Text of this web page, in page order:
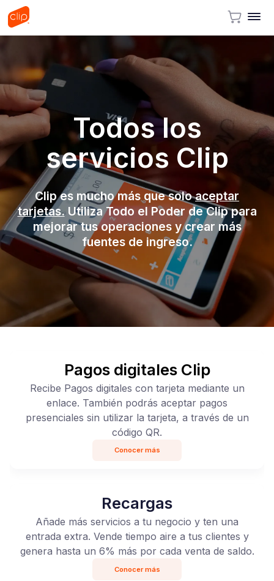
Todos los
servicios Clip
Clip es mucho más que soloaceptar
tarjetas.Utiliza Todo el Poder de Clip para
mejorar tus operaciones y crear más
fuentes de ingreso.
Pagos digitales Clip
Recibe Pagos digitales con tarjeta mediante un
enlace. También podrás aceptar pagos
presenciales sin utilizar la tarjeta, a través de un
código QR.
Conocer más
Recargas
Añade más servicios a tu negocio y ten una
entrada extra. Vende tiempo aire a tus clientes y
genera hasta un 6% más por cada venta de saldo.
Conocer más